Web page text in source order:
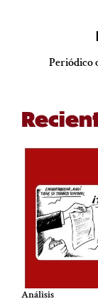
Periódico
Análisis